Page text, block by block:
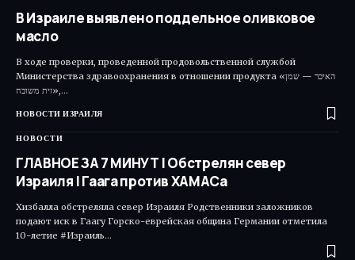
В Израиле выявлено поддельное оливковое
масло
В ходе проверки, проведенной продовольственной службой
Министерства здравоохранения в отношении продукта «האיכר — שמן
זית משובח»,…
НОВОСТИ ИЗРАИЛЯ
НОВОСТИ
ГЛАВНОЕ ЗА 7 МИНУТ | Обстрелян север
Израиля | Гаага против ХАМАСа
Хизбалла обстреляла север Израиля Родственники заложников
подают иск в Гаагу Горско-еврейская община Германии отметила
10-летие #Израиль…